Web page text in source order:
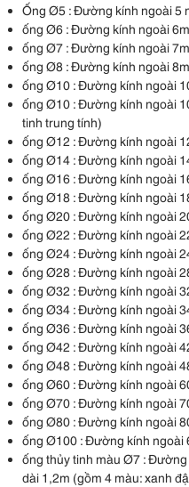
Ống Ø5 : Đường kính ngoài 5
ống Ø6 : Đường kính ngoài
ống Ø7 : Đường kính ngoài
ống Ø8 : Đường kính ngoài
ống Ø10 : Đường kính ngoài
ống Ø10 : Đường kính ngoài
tinh trung tính)
ống Ø12 : Đường kính ngoài
ống Ø14 : Đường kính ngoài
ống Ø16 : Đường kính ngoài
ống Ø18 : Đường kính ngoài
ống Ø20 : Đường kính ngoài
ống Ø22 : Đường kính ngoài
ống Ø24 : Đường kính ngoài
ống Ø28 : Đường kính ngoài
ống Ø32 : Đường kính ngoài
ống Ø34 : Đường kính ngoài
ống Ø36 : Đường kính ngoài
ống Ø42 : Đường kính ngoài
ống Ø48 : Đường kính ngoài
ống Ø60 : Đường kính ngoài
ống Ø70 : Đường kính ngoài
ống Ø80 : Đường kính ngoài
ống Ø100 : Đường kính ngoài
ống thủy tinh màu Ø7 :
dài 1,2m (gồm 4 màu: xanh